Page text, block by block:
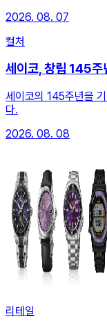
2026. 08. 07
컬처
세이코, 창립 145주
세이코의 145주년을
다.
2026. 08. 08
리테일